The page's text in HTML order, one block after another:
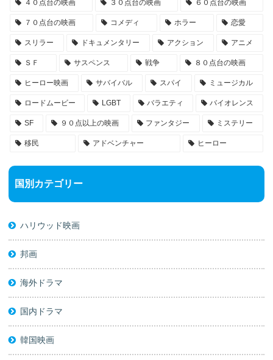
４０点台の映画 ３０点台の映画 ６０点台の映画
７０点台の映画 コメディ ホラー 恋愛
スリラー ドキュメンタリー アクション アニメ
ＳＦ サスペンス 戦争 ８０点台の映画
ヒーロー映画 サバイバル スパイ ミュージカル
ロードムービー LGBT バラエティ バイオレンス
SF ９０点以上の映画 ファンタジー ミステリー
移民 アドベンチャー ヒーロー
国別カテゴリー
ハリウッド映画
邦画
海外ドラマ
国内ドラマ
韓国映画